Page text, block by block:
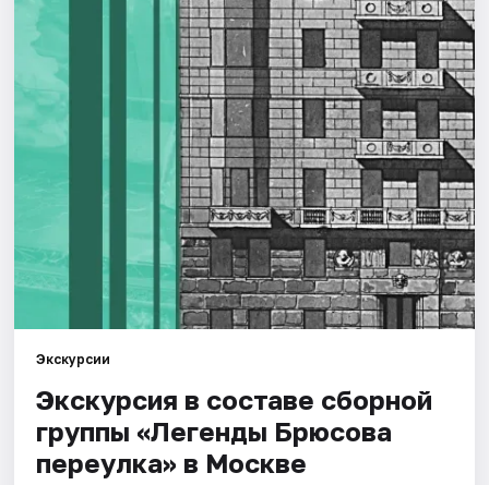
Площадки
Артисты
Экскурсии
Экскурсия в составе сборной
группы «Легенды Брюсова
переулка» в Москве